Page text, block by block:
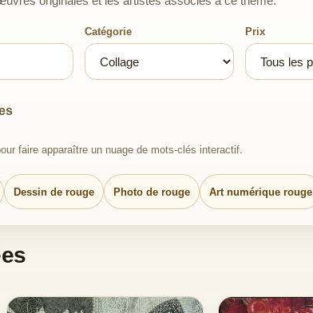
Catégorie Prix
faire apparaître un nuage de mots-clés interactif.
Dessin de rouge Photo de rouge Art numérique rouge